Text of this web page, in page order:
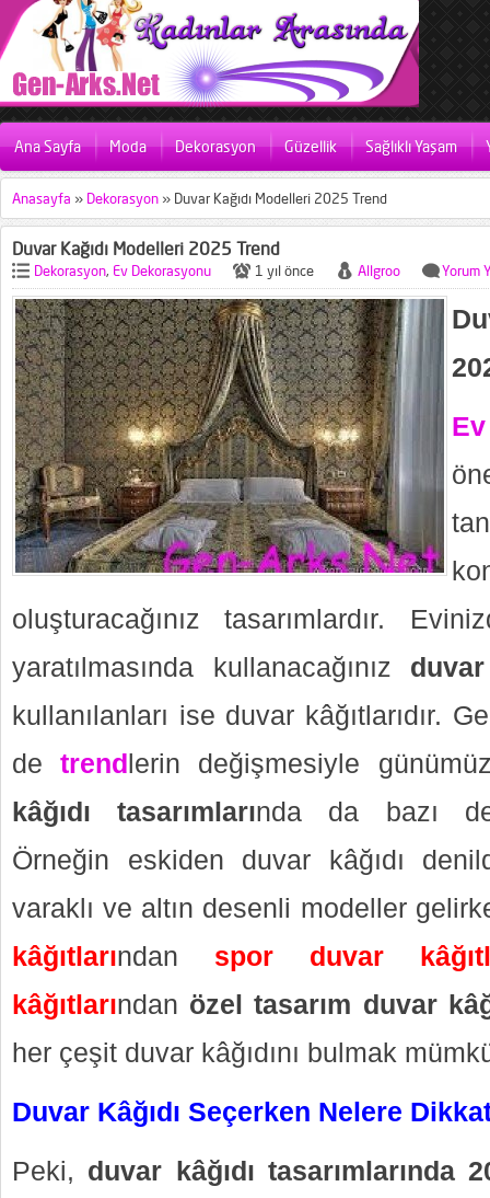
Ana Sayfa Moda Dekorasyon Güzellik Sağlıklı Yaşam
Anasayfa » Dekorasyon » Duvar Kağıdı Modelleri 2025 Trend
Duvar Kağıdı Modelleri 2025 Trend
Dekorasyon, Ev Dekorasyonu 1 yıl önce Allgroo Yorum
oluşturacağınız tasarımlardır.
yaratılmasında kullanacağınız duvar
kullanılanları ise duvar kâğıtlarıdır.
detrend lerin değişmesiyle
kâğıdı tasarımlarında da bazı
Örneğin eskiden duvar kâğıdı
varaklı ve altın desenli modeller
kâğıtlarından spor duvar
kâğıtlarından özel tasarım duvar
her çeşit duvar kâğıdını bulmak
Duvar Kâğıdı Seçerken Nelere
Peki, duvar kâğıdı tasarımlarında